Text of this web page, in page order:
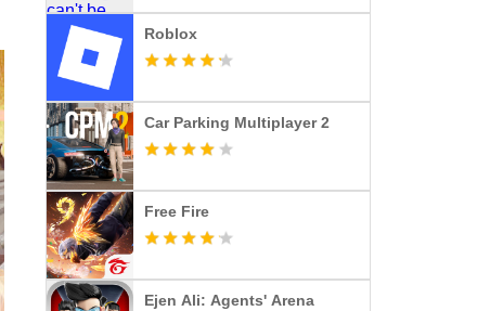
Roblox
Car Parking Multiplayer 2
Free Fire
Ejen Ali: Agents' Arena